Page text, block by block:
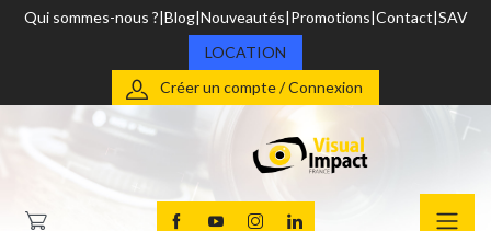
Qui sommes-nous ? Blog Nouveautés Promotions Contact SAV
LOCATION
Créer un compte / Connexion